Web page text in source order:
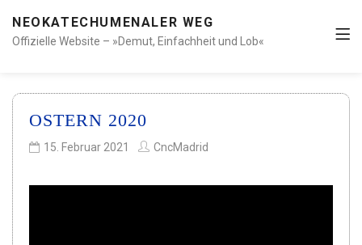
NEOKATECHUMENALER WEG
Offizielle Website – »Demut, Einfachheit und Lob«
OSTERN 2020
15. Februar 2021 CncMadrid